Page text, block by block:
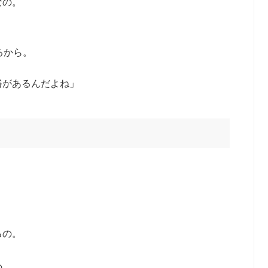
。
ら。
あるんだよね」
。